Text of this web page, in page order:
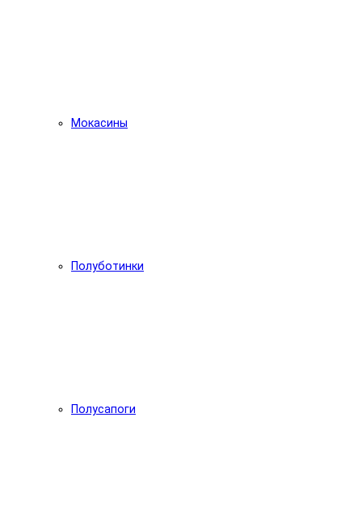
Мокасины
Полуботинки
Полусапоги